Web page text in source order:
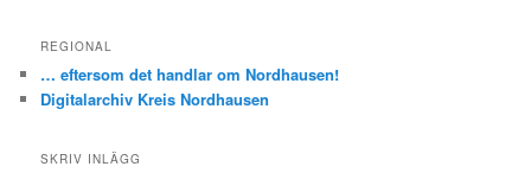
REGIONAL
… eftersom det handlar om Nordhausen!
Digitalarchiv Kreis Nordhausen
SKRIV INLÄGG